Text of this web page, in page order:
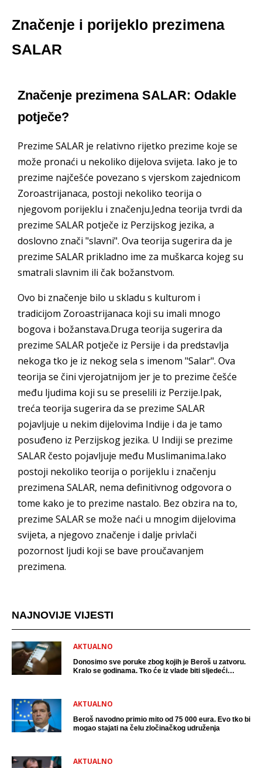
Značenje i porijeklo prezimena
SALAR
Značenje prezimena SALAR: Odakle
potječe?
Prezime SALAR je relativno rijetko prezime koje se
može pronaći u nekoliko dijelova svijeta. Iako je to
prezime najčešće povezano s vjerskom zajednicom
Zoroastrijanaca, postoji nekoliko teorija o
njegovom porijeklu i značenju.Jedna teorija tvrdi da
prezime SALAR potječe iz Perzijskog jezika, a
doslovno znači "slavni". Ova teorija sugerira da je
prezime SALAR prikladno ime za muškarca kojeg su
smatrali slavnim ili čak božanstvom.
Ovo bi značenje bilo u skladu s kulturom i
tradicijom Zoroastrijanaca koji su imali mnogo
bogova i božanstava.Druga teorija sugerira da
prezime SALAR potječe iz Persije i da predstavlja
nekoga tko je iz nekog sela s imenom "Salar". Ova
teorija se čini vjerojatnijom jer je to prezime češće
među ljudima koji su se preselili iz Perzije.Ipak,
treća teorija sugerira da se prezime SALAR
pojavljuje u nekim dijelovima Indije i da je tamo
posuđeno iz Perzijskog jezika. U Indiji se prezime
SALAR često pojavljuje među Muslimanima.Iako
postoji nekoliko teorija o porijeklu i značenju
prezimena SALAR, nema definitivnog odgovora o
tome kako je to prezime nastalo. Bez obzira na to,
prezime SALAR se može naći u mnogim dijelovima
svijeta, a njegovo značenje i dalje privlači
pozornost ljudi koji se bave proučavanjem
prezimena.
NAJNOVIJE VIJESTI
AKTUALNO
Donosimo sve poruke zbog kojih je Beroš u zatvoru.
Kralo se godinama. Tko će iz vlade biti sljedeći
AKTUALNO
Beroš navodno primio mito od 75 000 eura. Evo tko bi
mogao stajati na čelu zločinačkog udruženja
AKTUALNO